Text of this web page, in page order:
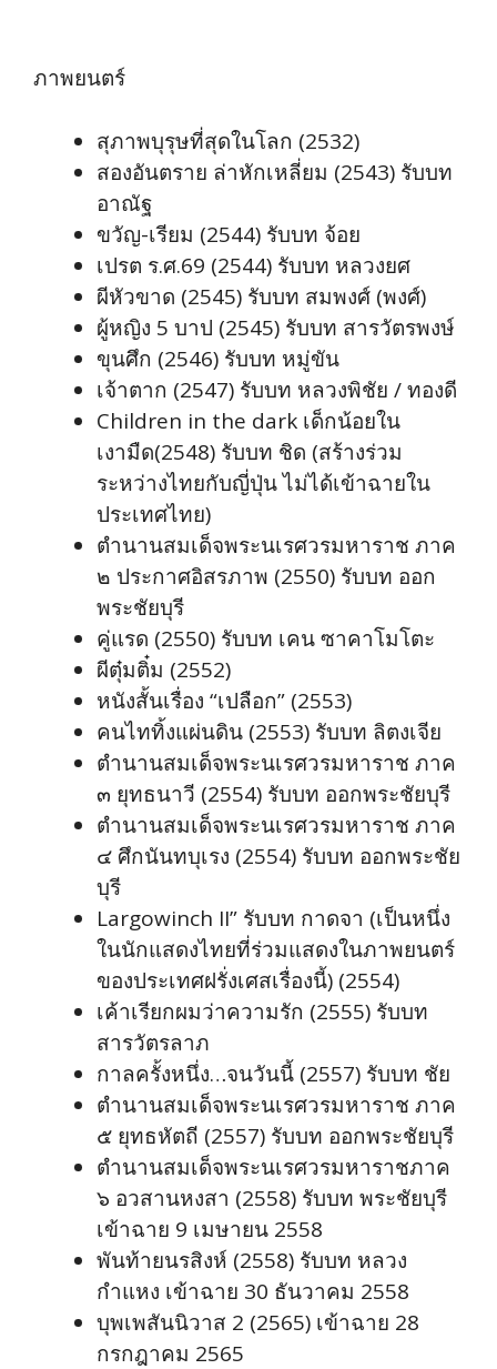
ภาพยนตร์
สุภาพบุรุษที่สุดในโลก (2532)
สองอันตราย ล่าหักเหลี่ยม (2543) รับบท
อาณัฐ
ขวัญ-เรียม (2544) รับบท จ้อย
เปรต ร.ศ.69 (2544) รับบท หลวงยศ
ผีหัวขาด (2545) รับบท สมพงศ์ (พงศ์)
ผู้หญิง 5 บาป (2545) รับบท สารวัตรพงษ์
ขุนศึก (2546) รับบท หมู่ขัน
เจ้าตาก (2547) รับบท หลวงพิชัย / ทองดี
Children in the dark เด็กน้อยใน
เงามืด(2548) รับบท ชิด (สร้างร่วม
ระหว่างไทยกับญี่ปุ่น ไม่ได้เข้าฉายใน
ประเทศไทย)
ตำนานสมเด็จพระนเรศวรมหาราช ภาค
๒ ประกาศอิสรภาพ (2550) รับบท ออก
พระชัยบุรี
คู่แรด (2550) รับบท เคน ซาคาโมโตะ
ผีตุ๋มติ๋ม (2552)
หนังสั้นเรื่อง “เปลือก” (2553)
คนไททิ้งแผ่นดิน (2553) รับบท ลิตงเจีย
ตำนานสมเด็จพระนเรศวรมหาราช ภาค
๓ ยุทธนาวี (2554) รับบท ออกพระชัยบุรี
ตำนานสมเด็จพระนเรศวรมหาราช ภาค
๔ ศึกนันทบุเรง (2554) รับบท ออกพระชัย
บุรี
Largowinch II” รับบท กาดจา (เป็นหนึ่ง
ในนักแสดงไทยที่ร่วมแสดงในภาพยนตร์
ของประเทศฝรั่งเศสเรื่องนี้) (2554)
เค้าเรียกผมว่าความรัก (2555) รับบท
สารวัตรลาภ
กาลครั้งหนึ่ง…จนวันนี้ (2557) รับบท ชัย
ตำนานสมเด็จพระนเรศวรมหาราช ภาค
๕ ยุทธหัตถี (2557) รับบท ออกพระชัยบุรี
ตำนานสมเด็จพระนเรศวรมหาราชภาค
๖ อวสานหงสา (2558) รับบท พระชัยบุรี
เข้าฉาย 9 เมษายน 2558
พันท้ายนรสิงห์ (2558) รับบท หลวง
กำแหง เข้าฉาย 30 ธันวาคม 2558
บุพเพสันนิวาส 2 (2565) เข้าฉาย 28
กรกฎาคม 2565